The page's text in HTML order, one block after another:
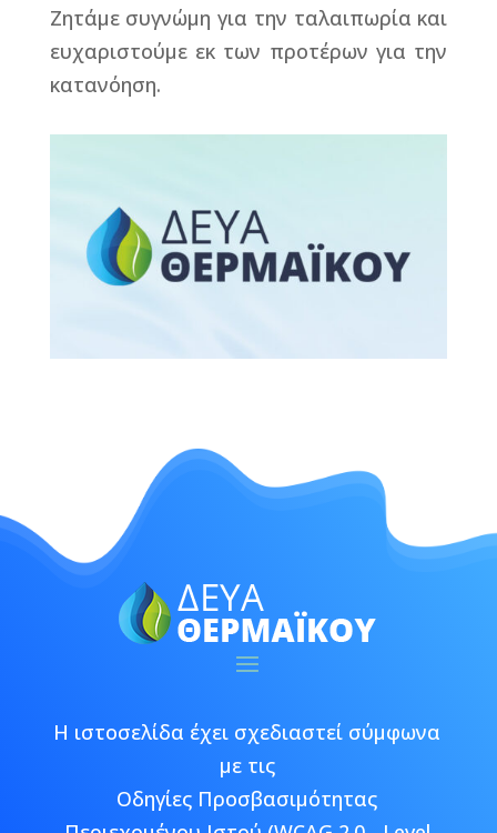
Ζητάμε συγνώμη για την ταλαιπωρία και
ευχαριστούμε εκ των προτέρων για την
κατανόηση.
Η ιστοσελίδα έχει σχεδιαστεί σύμφωνα
με τις
Οδηγίες Προσβασιμότητας